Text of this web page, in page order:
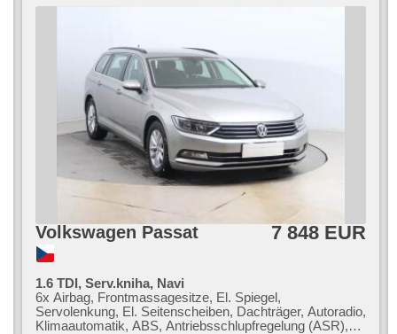
Volkswagen Passat 7 848 EUR
1.6 TDI, Serv.kniha, Navi
6x Airbag, Frontmassagesitze, El. Spiegel,
Servolenkung, El. Seitenscheiben, Dachträger, Autoradio,
Klimaautomatik, ABS, Antriebsschlupfregelung (ASR),